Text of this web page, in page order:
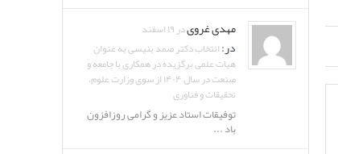
مهدی غرویدر ۱۹ اسفند
در:انتخاب دکتر صمد بنیسی به عنوان
هیات علمی برگزیده در همکاری با جامعه و
صنعت در سال ۱۴۰۴ از سوی وزارت علوم،
تحقیقات و فناوری
توفیقات استاد عزیز و گرامی روزافزون
باد ...